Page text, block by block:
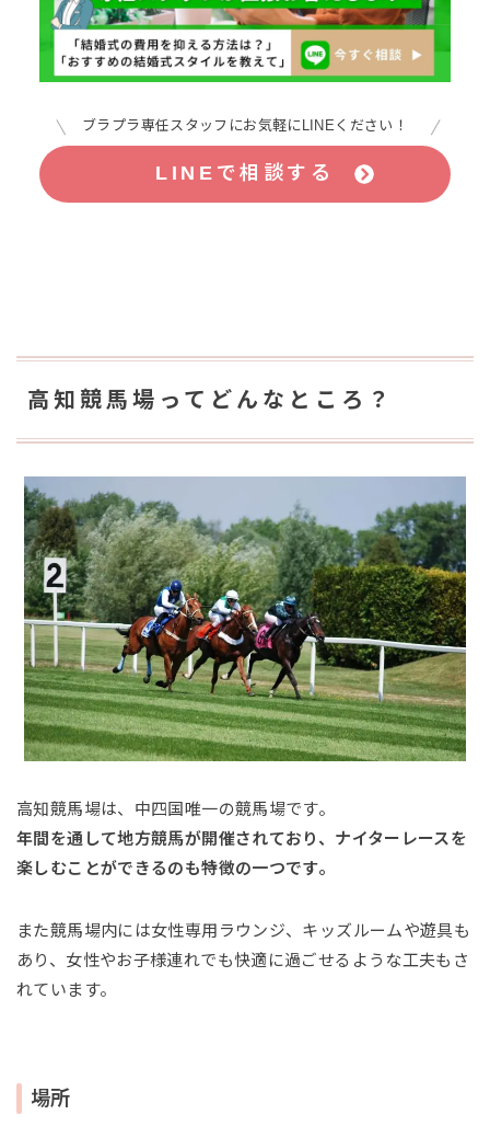
ブラプラ専任スタッフにお気軽にLINEください！
LINEで相談する
高知競馬場ってどんなところ？
高知競馬場は、中四国唯一の競馬場です。
年間を通して地方競馬が開催されており、ナイターレースを
楽しむことができるのも特徴の一つです。
また競馬場内には女性専用ラウンジ、キッズルームや遊具も
あり、女性やお子様連れでも快適に過ごせるような工夫もさ
れています。
場所